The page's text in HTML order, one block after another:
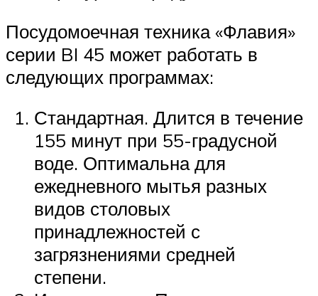
Посудомоечная техника «Флавия»
серии BI 45 может работать в
следующих программах:
Стандартная. Длится в течение
155 минут при 55-градусной
воде. Оптимальна для
ежедневного мытья разных
видов столовых
принадлежностей с
загрязнениями средней
степени.